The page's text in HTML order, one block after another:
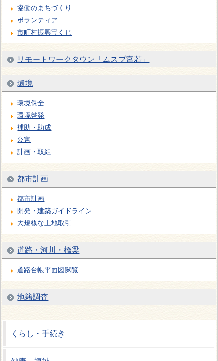
協働のまちづくり
ボランティア
市町村振興宝くじ
リモートワークタウン「ムスブ宮若」
環境
環境保全
環境啓発
補助・助成
公害
計画・取組
都市計画
都市計画
開発・建築ガイドライン
大規模な土地取引
道路・河川・橋梁
道路台帳平面図閲覧
地籍調査
くらし・手続き